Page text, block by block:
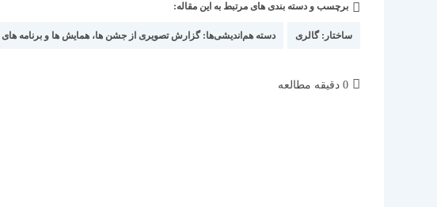
شده
دسته‌برچسب و دسته بندی های مرتبط به این مقاله:
ساختار:گالری دسته هم‌اندیشی‌ها:گزارش تصویری از جشن ها، همایش ها و برنامه
زمان
0 دقیقه مطالعه